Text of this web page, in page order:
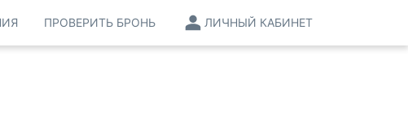
ЛИЧНЫЙ КАБИНЕТ
ПРОВЕРИТЬ БРОНЬ